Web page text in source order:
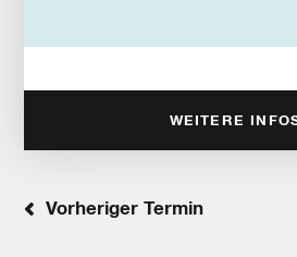
WEITERE
Vorheriger Termin